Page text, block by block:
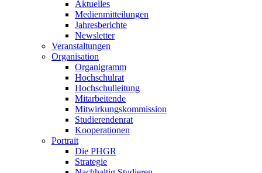
Aktuelles
Medienmitteilungen
Jahresberichte
Newsletter
Veranstaltungen
Organisation
Organigramm
Hochschulrat
Hochschulleitung
Mitarbeitende
Mitwirkungskommission
Studierendenrat
Kooperationen
Portrait
Die PHGR
Strategie